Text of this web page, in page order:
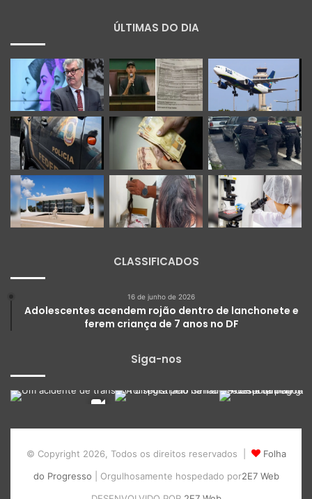
ÚLTIMAS DO DIA
CLASSIFICADOS
16 de junho de 2026
Adolescentes acendem rojão dentro de lanchonete e
ferem criança de 7 anos no DF
Siga-nos
© Copyright 2026, Todos os direitos reservados |
Folha
do Progresso | Orgulhosamente hospedado por2E7 Web